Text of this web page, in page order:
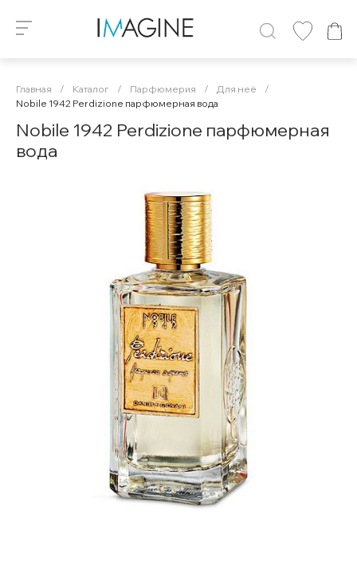
Главная / Каталог / Парфюмерия / Для неё
/
Nobile 1942 Perdizione парфюмерная вода
Nobile 1942 Perdizione парфюмерная
вода